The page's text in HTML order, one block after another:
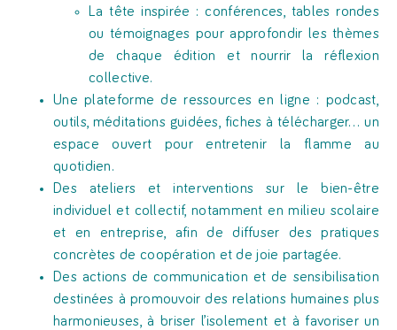
La tête inspirée : conférences, tables rondes
ou témoignages pour approfondir les thèmes
de chaque édition et nourrir la réflexion
collective.
Une plateforme de ressources en ligne : podcast,
outils, méditations guidées, fiches à télécharger… un
espace ouvert pour entretenir la flamme au
quotidien.
Des ateliers et interventions sur le bien-être
individuel et collectif, notamment en milieu scolaire
et en entreprise, afin de diffuser des pratiques
concrètes de coopération et de joie partagée.
Des actions de communication et de sensibilisation
destinées à promouvoir des relations humaines plus
harmonieuses, à briser l’isolement et à favoriser un